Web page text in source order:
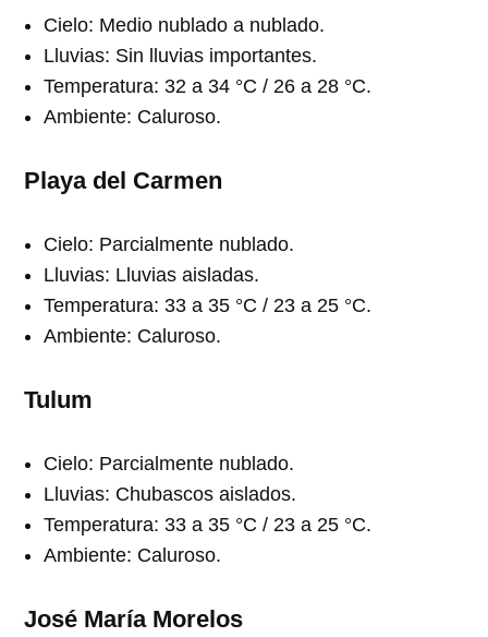
Cielo: Medio nublado a nublado.
Lluvias: Sin lluvias importantes.
Temperatura: 32 a 34 °C / 26 a 28 °C.
Ambiente: Caluroso.
Playa del Carmen
Cielo: Parcialmente nublado.
Lluvias: Lluvias aisladas.
Temperatura: 33 a 35 °C / 23 a 25 °C.
Ambiente: Caluroso.
Tulum
Cielo: Parcialmente nublado.
Lluvias: Chubascos aislados.
Temperatura: 33 a 35 °C / 23 a 25 °C.
Ambiente: Caluroso.
José María Morelos